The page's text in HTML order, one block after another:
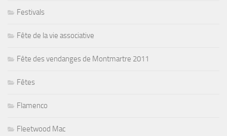
Festivals
Fête de la vie associative
Fête des vendanges de Montmartre 2011
Fêtes
Flamenco
Fleetwood Mac